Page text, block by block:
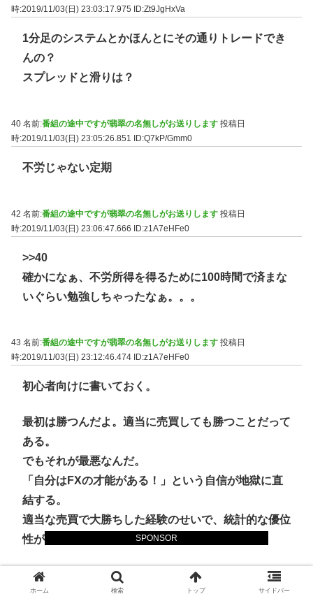
SPONSOR
時:2019/11/03(日) 23:03:17.975
ID:Zt9JgHxVa
1分足のシステムとかほんとにその通りトレードでき
んの？
スプレッドと滑りは？
40 名前:番組の途中ですが翡翠の名無しがお送りします 投稿日
時:2019/11/03(日) 23:05:26.851
ID:Q7kP/Gmm0
不労じゃない定期
42 名前:番組の途中ですが翡翠の名無しがお送りします 投稿日
時:2019/11/03(日) 23:06:47.666 ID:z1A7eHFe0
>>40
確かになぁ、不労所得を得るために100時間で済まな
いぐらい勉強しちゃったなぁ。。。
43 名前:番組の途中ですが翡翠の名無しがお送りします 投稿日
時:2019/11/03(日) 23:12:46.474 ID:z1A7eHFe0
初心者向けに書いておく。
最初は勝つんだよ。適当に売買しても勝つことだって
ある。
でもそれが最悪なんだ。
「自分はFXの才能がある！」という自信が地獄に直
結する。
適当な売買で大勝ちした経験のせいで、統計的な優位
性がないトレードを繰り返してしまう。
学生の頃にデモトレードをしたことがある。無知なの
に100万を300万にした。
ホーム 検索 トップ サイドバー